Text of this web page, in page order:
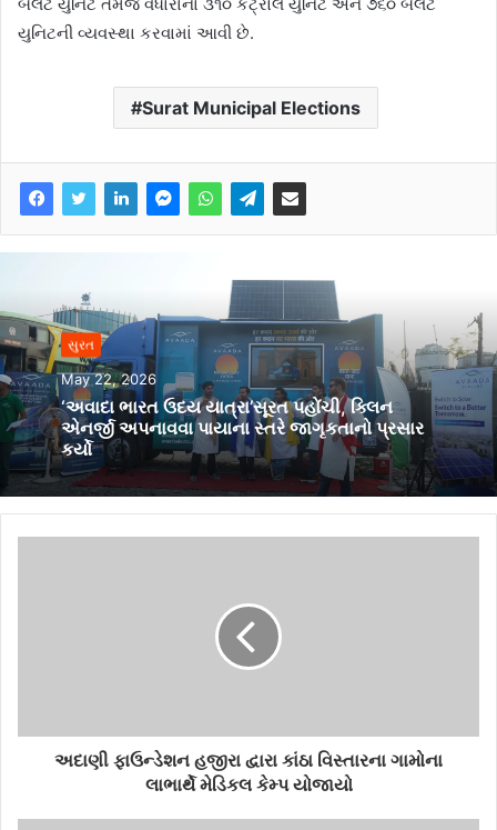
યુનિટની વ્યવસ્થા કરવામાં આવી છે.
Surat Municipal Elections
સુરત
May 22, 2026
‘અવાદા ભારત ઉદય યાત્રા’સૂરત પહોંચી, ક્લિન
એનર્જી અપનાવવા પાયાના સ્તરે જાગૃકતાનો પ્રસાર
કર્યો
અદાણી ફાઉન્ડેશન હજીરા દ્વારા કાંઠા વિસ્તારના ગામોના
લાભાર્થે મેડિકલ કેમ્પ યોજાયો